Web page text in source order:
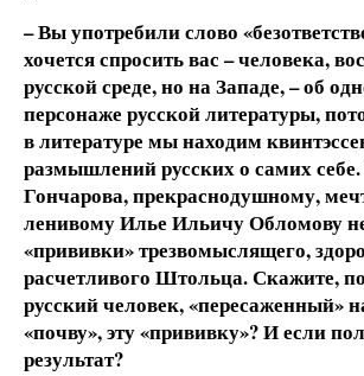
–Вы употребили слово
хочется спросить вас – человека,
русской среде, но на Западе, – об
персонаже русской литературы,
в литературе мы находим
размышлений русских о самих
Гончарова, прекраснодушному,
ленивому Илье Ильичу Обломову
«прививки» трезвомыслящего,
расчетливого Штольца. Скажите,
русский человек, «пересаженный»
«почву», эту «прививку»? И если
результат?